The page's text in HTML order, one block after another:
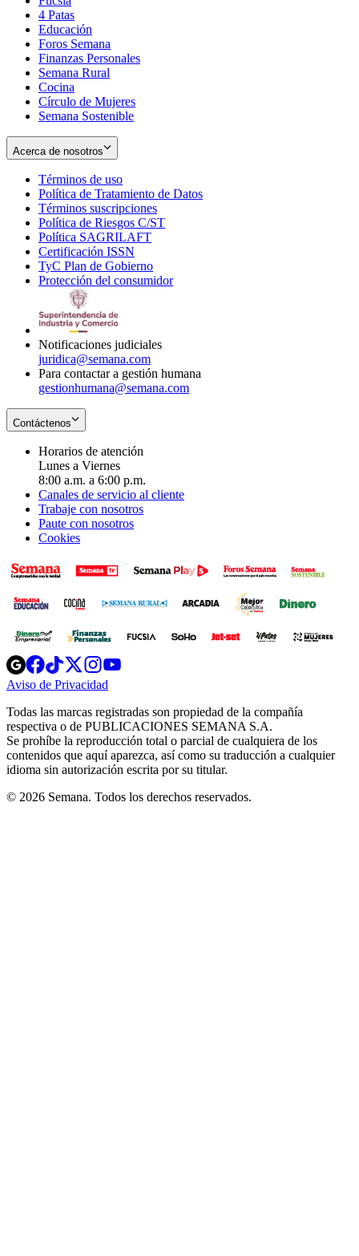
new
window
in
new
window
4 Patas
Educación
Foros Semana
Finanzas Personales
Semana Rural
Cocina
Círculo de Mujeres
Semana Sostenible
Acerca de nosotros
Términos de uso
in
new
window
Política de Tratamiento de Datos
Términos suscripciones
in
Política de Riesgos C/ST
Política SAGRILAFT
new
window
Certificación ISSN
in
new
TyC Plan de Gobierno
in
Protección del consumidorOpens
Notificaciones judiciales
juridica@semana.com
Para contactar a gestión humana
gestionhumana@semana.com
Contáctenos
Horarios de atención
Lunes a Viernes
8:00 a.m. a 6:00 p.m.
Canales de servicio al cliente
Trabaje con nosotros
Paute con nosotros
Cookies
Opens
in
new
Opens
in
new
Opens
in
new
window
Opens
new
windowwindow
Aviso de Privacidad
new
window
Todas las marcas registradas son propiedad de la compañía
respectiva o de PUBLICACIONES SEMANA S.A.
Se prohíbe la reproducción total o parcial de cualquiera de los
contenidos que aquí aparezca, así como su traducción a cualquier
idioma sin autorización escrita por su titular.
© 2026 Semana. Todos los derechos reservados.